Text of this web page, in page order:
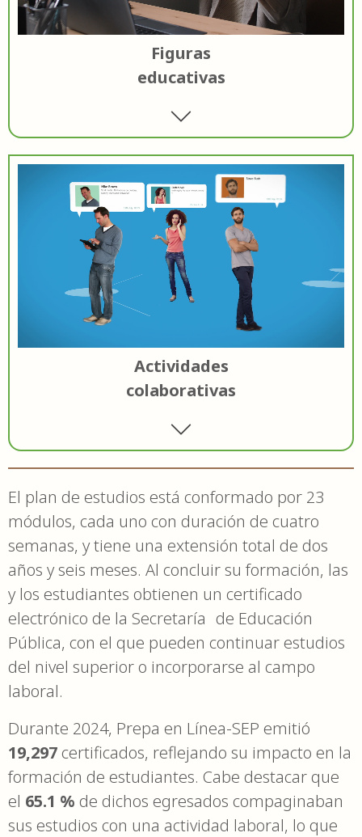
Figuras
educativas
Actividades
colaborativas
El plan de estudios está conformado por 23
módulos, cada uno con duración de cuatro
semanas, y tiene una extensión total de dos
años y seis meses. Al concluir su formación, las
y los estudiantes obtienen un certificado
electrónico de la Secretaría de Educación
Pública, con el que pueden continuar estudios
del nivel superior o incorporarse al campo
laboral.
Durante 2024, Prepa en Línea-SEP emitió
19,297certificados, reflejando su impacto en la
formación de estudiantes. Cabe destacar que
el 65.1 % de dichos egresados compaginaban
sus estudios con una actividad laboral, lo que